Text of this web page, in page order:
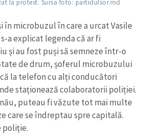
la protest. Sursa foto: partidulsor.md
în microbuzul în care a urcat Vasile
a explicat legenda că ar fi
și au fost puși să semneze într-o
de drum, șoferul microbuzului
la telefon cu alți conducători
staționează colaboratorii poliției.
puteau fi văzute tot mai multe
care se îndreptau spre capitală.
poliție.